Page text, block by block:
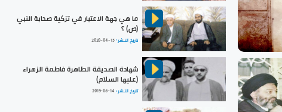
ما هي جهة الاعتبار في تزكية صحابة النبي
(ص) ؟
تاريخ النشر :2020-04-15
شهادة الصديقة الطاهرة فاطمة الزهراء
(عليها السلام)
تاريخ النشر : 2019-06-14